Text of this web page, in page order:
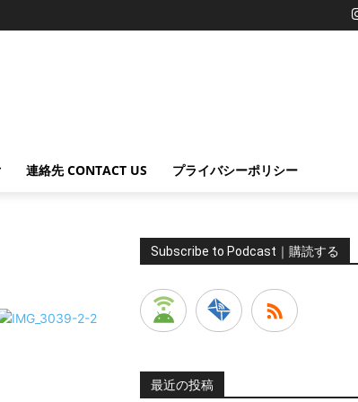
連絡先 CONTACT US プライバシーポリシー
Subscribe to Podcast｜購読する
最近の投稿